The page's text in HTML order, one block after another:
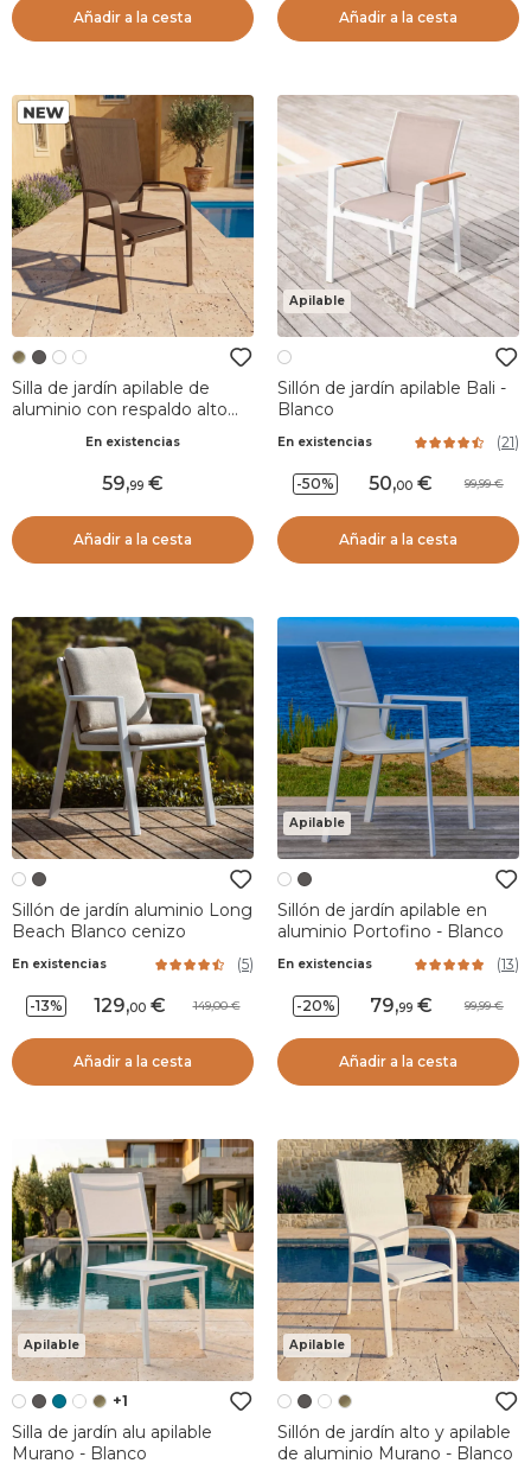
Añadir a la cesta Añadir a la cesta
Silla de jardín apilable de
aluminio con respaldo alto
En existencias
59,99
Añadir a la cesta
Apilable
Sillón de jardín apilable Bali -
Blanco
En existencias (21)
-50% 50,00 99,99
Añadir a la cesta
Sillón de jardín aluminio Long
Beach Blanco cenizo
En existencias (5)
-13% 129,00 149,00
Añadir a la cesta
Apilable
Sillón de jardín apilable en
aluminio Portofino - Blanco
En existencias (13)
-20% 79,99 99,99
Añadir a la cesta
Apilable
+1
Silla de jardín alu apilable
Murano - Blanco
Apilable
Sillón de jardín alto y apilable
de aluminio Murano - Blanco